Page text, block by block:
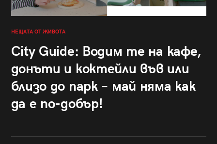
НЕЩАТА ОТ ЖИВОТА
City Guide: Водим те на кафе,
донъти и коктейли във или
близо до парк – май няма как
да е по-добър!